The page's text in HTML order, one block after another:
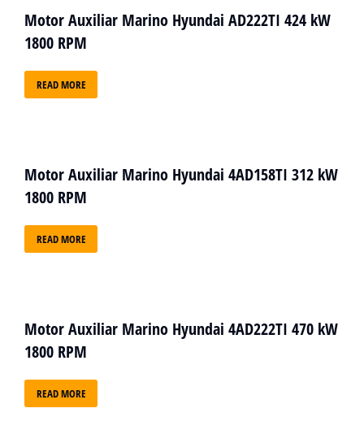
Motor Auxiliar Marino Hyundai AD222TI 424 kW
1800 RPM
READ MORE
Motor Auxiliar Marino Hyundai 4AD158TI 312 kW
1800 RPM
READ MORE
Motor Auxiliar Marino Hyundai 4AD222TI 470 kW
1800 RPM
READ MORE